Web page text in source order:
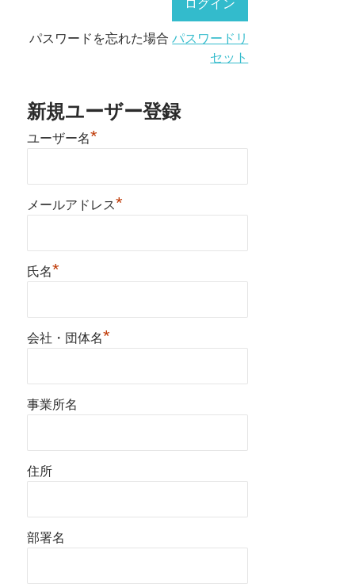
パスワードを忘れた場合パスワードリ
セット
新規ユーザー登録
ユーザー名*
メールアドレス*
氏名*
会社・団体名*
事業所名
住所
部署名